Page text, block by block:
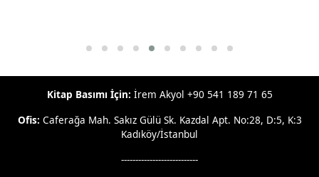
Kitap Basımı İçin: İrem Akyol +90 541 189 71 65
Ofis: Caferağa Mah. Sakız Gülü Sk. Kazdal Apt. No:28, D:5, K:3
Kadıköy/İstanbul
---------------------------